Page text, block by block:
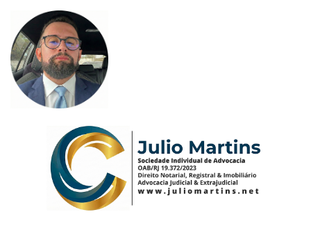
para
conteúdo
principal